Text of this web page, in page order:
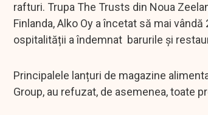
rafturi. Trupa The Trusts din Noua
Finlanda, Alko Oy a încetat să mai
ospitalității a îndemnat barurile și
Principalele lanțuri de magazine
Group, au refuzat, de asemenea, toate